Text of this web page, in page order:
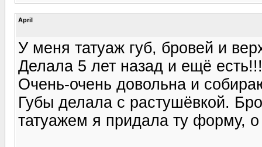
April
У меня татуаж губ, бровей и
Делала 5 лет назад и ещё есть!!!
Очень-очень довольна и
Губы делала с растушёвкой.
татуажем я придала ту форму,